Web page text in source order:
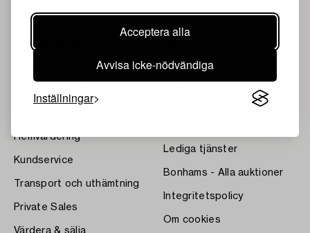
Acceptera alla
Avvisa icke-nödvändiga
Inställningar
Kontakta våra specialister
Hemvärdering
Kundservice
Transport och uthämtning
Private Sales
Värdera & sälja
Bukipedia
Lediga tjänster
Bonhams - Alla auktioner
Integritetspolicy
Om cookies